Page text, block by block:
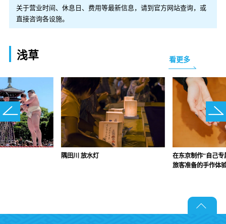
关于营业时间、休息日、费用等最新信息，请到官方网站查询，或
直接咨询各设施。
浅草 看更多
隅田川 放水灯
在东京制作“自己
旅客准备的手作体